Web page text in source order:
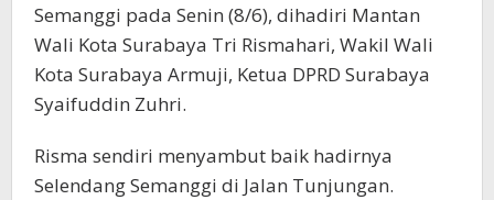
Semanggi pada Senin (8/6), dihadiri Mantan
Wali Kota Surabaya Tri Rismahari, Wakil Wali
Kota Surabaya Armuji, Ketua DPRD Surabaya
Syaifuddin Zuhri.
Risma sendiri menyambut baik hadirnya
Selendang Semanggi di Jalan Tunjungan.